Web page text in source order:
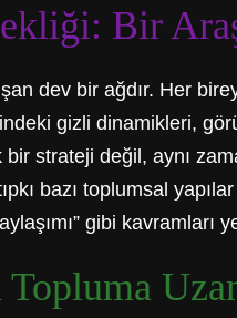
Bir
dev bir ağdır. Her
gizli dinamikleri,
strateji değil, aynı
bazı toplumsal
gibi kavramları